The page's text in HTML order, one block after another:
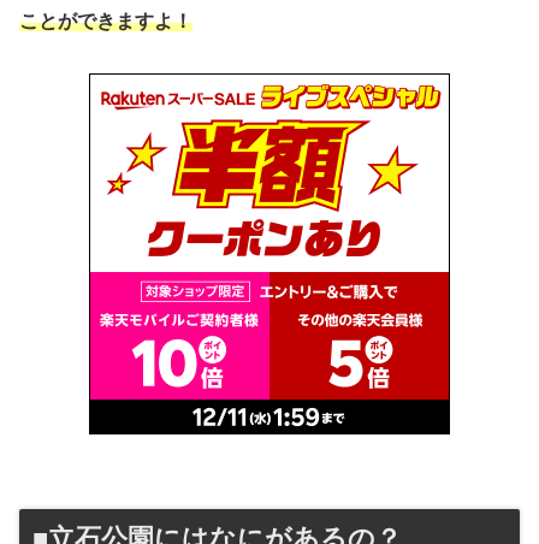
ことができますよ！